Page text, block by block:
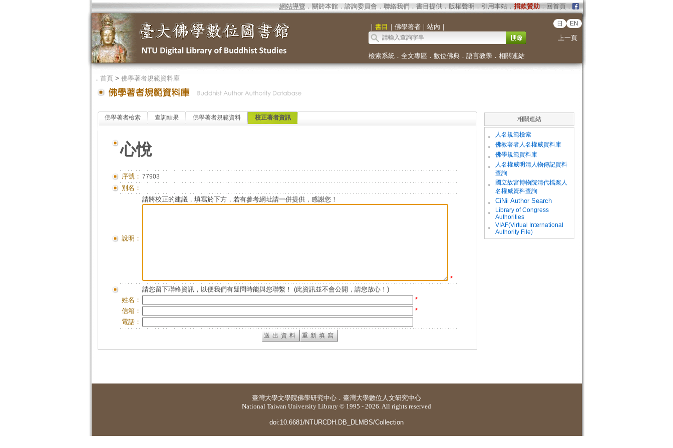
網站導覽 ． 關於本館． 諮詢委員會． 聯絡我們 ． 書目提供． 版權聲明 ． 引用本站． 捐款贊助．回首頁．
｜ 書目 ｜ 佛學著者｜ 站內 ｜ 日 EN
上一頁
檢索系統． 全文專區 ． 數位佛典． 語言教學． 相關連結
． 首頁> 佛學著者規範資料庫
佛學著者檢索 查詢結果 佛學著者規範資料 校正著者資訊
心悅
序號： 77903
別名：
說明：
請將校正的建議，填寫於下方，若有參考網址請一併提供，感謝您！
*
請您留下聯絡資訊，以便我們有疑問時能與您聯繫！ (此資訊並不會公開，請您放心！)
姓名：
*
信箱：
*
電話：
相關連結
。 人名規範檢索
。 佛教著者人名權威資料庫
。 佛學規範資料庫
。
人名權威明清人物傳記資料
查詢
。
國立故宮博物院清代檔案人
名權威資料查詢
。
CiNii Author Search
。
Library of Congress
Authorities
。
VIAF(Virtual International
Authority File)
臺灣大學文學院佛學研究中心 ． 臺灣大學數位人文研究中心
National Taiwan University Library © 1995 - 2026. All rights reserved
doi:10.6681/NTURCDH.DB_DLMBS/Collection